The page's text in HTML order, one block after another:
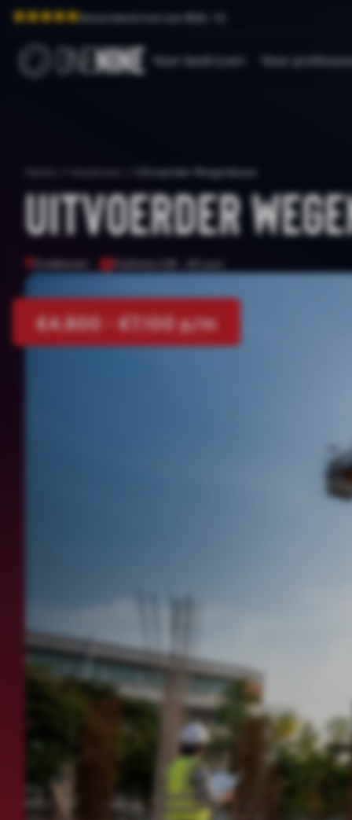
Beoordeeld met een 9.0
Voor bedrijven Voor
Uitvoerder Wegenbouw
Uitvoerder
Eindhoven Fulltime (38 - 40 uur)
€4.800 - €7.100 p/m